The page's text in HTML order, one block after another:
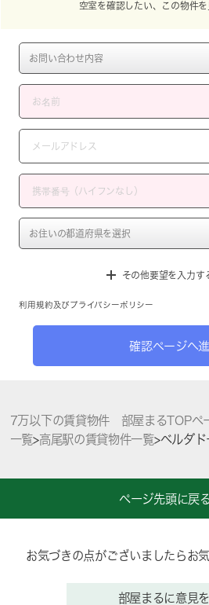
空室を確認したい、この物件
その他要望を入力す
利用規約 及び プライバシーポリシー
確認ページへ
7万以下の賃貸物件 部屋まるTOPペ
一覧>高尾駅の賃貸物件一覧>ベルダド
ページ先頭に戻
お気づきの点がございましたらお
部屋まるに意見